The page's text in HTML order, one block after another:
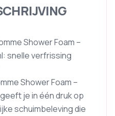
Shower Foam –
snelle verfrissing
Shower Foam –
je in één druk op
schuimbeleving die